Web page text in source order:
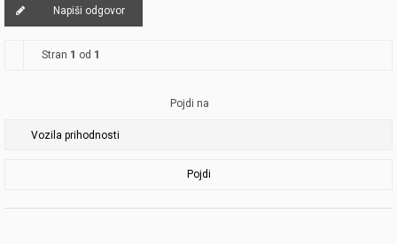
Napiši odgovor
Stran 1 od 1
Pojdi na
Pojdi